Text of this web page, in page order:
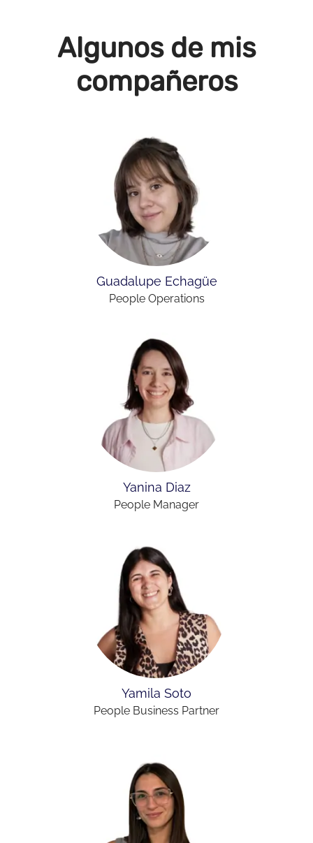
Algunos de mis
compañeros
Guadalupe Echagüe
People Operations
Yanina Diaz
People Manager
Yamila Soto
People Business Partner